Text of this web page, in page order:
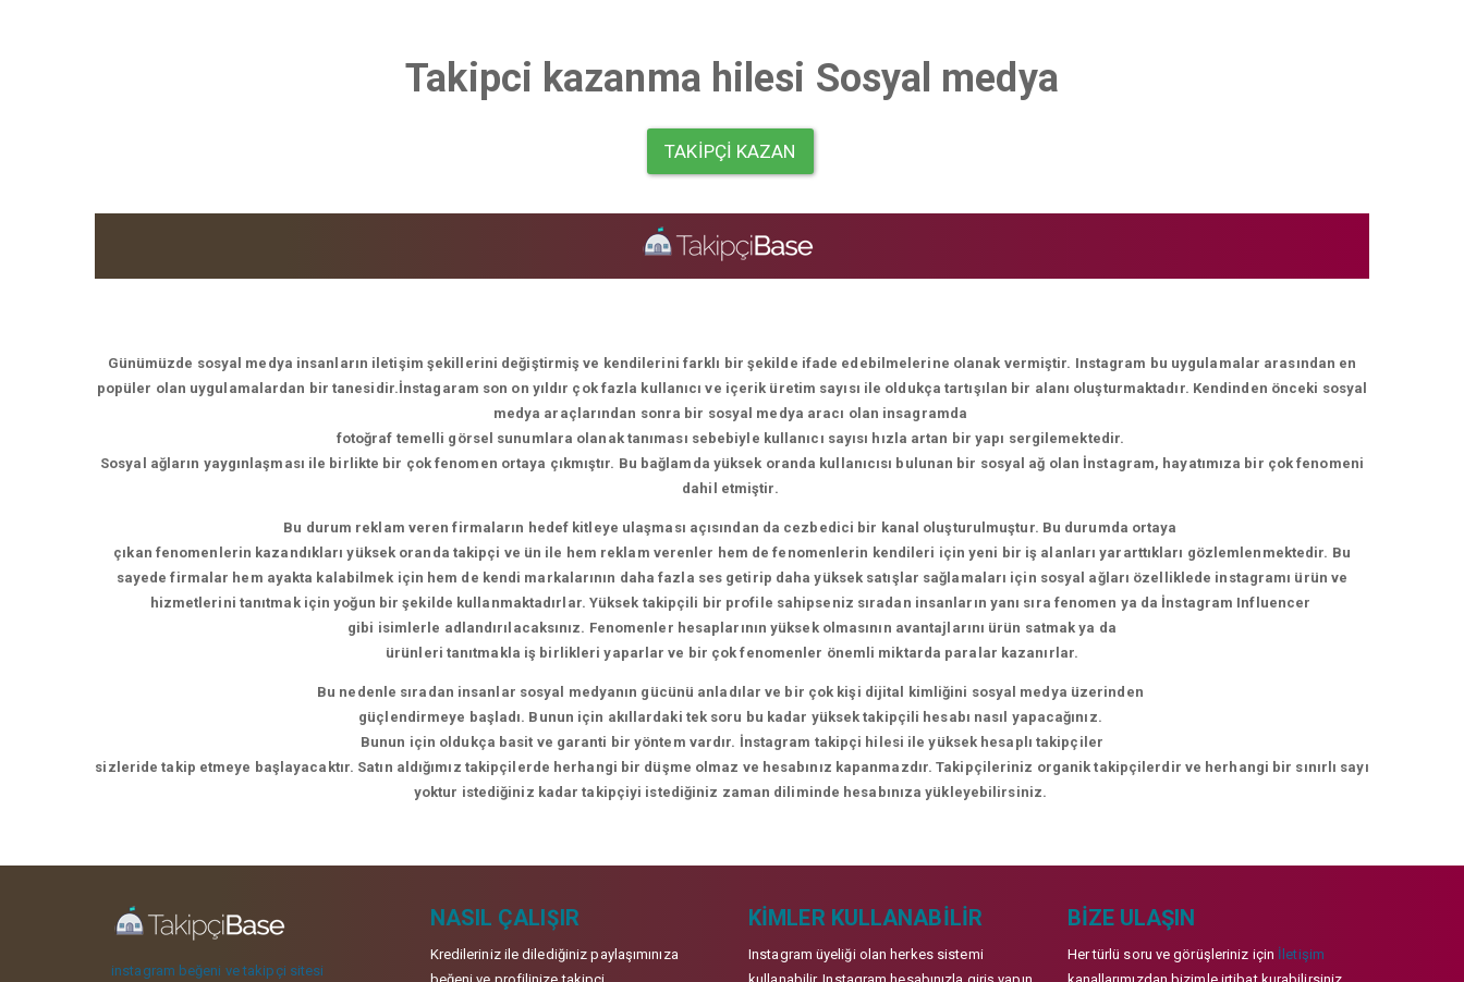
Takipci kazanma hilesi Sosyal medya
TAKIPÇI KAZAN
Günümüzde sosyal medya insanların iletişim şekillerini değiştirmiş ve kendilerini farklı bir şekilde ifade edebilmelerine olanak vermiştir. Instagram bu uygulamalar arasından en
popüler olan uygulamalardan bir tanesidir.İnstagaram son on yıldır çok fazla kullanıcı ve içerik üretim sayısı ile oldukça tartışılan bir alanı oluşturmaktadır. Kendinden önceki sosyal
medya araçlarından sonra bir sosyal medya aracı olan insagramda
fotoğraf temelli görsel sunumlara olanak tanıması sebebiyle kullanıcı sayısı hızla artan bir yapı sergilemektedir.
Sosyal ağların yaygınlaşması ile birlikte bir çok fenomen ortaya çıkmıştır. Bu bağlamda yüksek oranda kullanıcısı bulunan bir sosyal ağ olan İnstagram, hayatımıza bir çok fenomeni
dahil etmiştir.
Bu durum reklam veren firmaların hedef kitleye ulaşması açısından da cezbedici bir kanal oluşturulmuştur. Bu durumda ortaya
çıkan fenomenlerin kazandıkları yüksek oranda takipçi ve ün ile hem reklam verenler hem de fenomenlerin kendileri için yeni bir iş alanları yararttıkları gözlemlenmektedir. Bu
sayede firmalar hem ayakta kalabilmek için hem de kendi markalarının daha fazla ses getirip daha yüksek satışlar sağlamaları için sosyal ağları özelliklede instagramı ürün ve
hizmetlerini tanıtmak için yoğun bir şekilde kullanmaktadırlar. Yüksek takipçili bir profile sahipseniz sıradan insanların yanı sıra fenomen ya da İnstagram Influencer
gibi isimlerle adlandırılacaksınız. Fenomenler hesaplarının yüksek olmasının avantajlarını ürün satmak ya da
ürünleri tanıtmakla iş birlikleri yaparlar ve bir çok fenomenler önemli miktarda paralar kazanırlar.
Bu nedenle sıradan insanlar sosyal medyanın gücünü anladılar ve bir çok kişi dijital kimliğini sosyal medya üzerinden
güçlendirmeye başladı. Bunun için akıllardaki tek soru bu kadar yüksek takipçili hesabı nasıl yapacağınız.
Bunun için oldukça basit ve garanti bir yöntem vardır. İnstagram takipçi hilesi ile yüksek hesaplı takipçiler
sizleride takip etmeye başlayacaktır. Satın aldığımız takipçilerde herhangi bir düşme olmaz ve hesabınız kapanmazdır. Takipçileriniz organik takipçilerdir ve herhangi bir sınırlı sayı
yoktur istediğiniz kadar takipçiyi istediğiniz zaman diliminde hesabınıza yükleyebilirsiniz.
instagram beğeni ve takipçi sitesi
NASIL ÇALIŞIR
Kredileriniz ile dilediğiniz paylaşımınıza
KIMLER KULLANABILIR
Instagram üyeliği olan herkes sistemi
BIZE ULAŞIN
Her türlü soru ve görüşleriniz için İletişim